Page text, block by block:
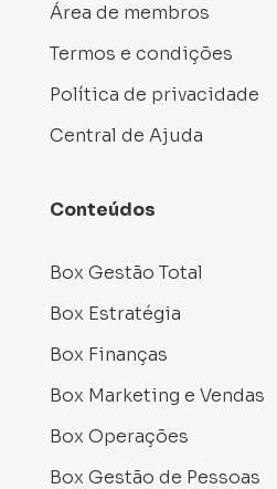
Área de membros
Termos e condições
Política de privacidade
Central de Ajuda
Conteúdos
Box Gestão Total
Box Estratégia
Box Finanças
Box Marketing e Vendas
Box Operações
Box Gestão de Pessoas